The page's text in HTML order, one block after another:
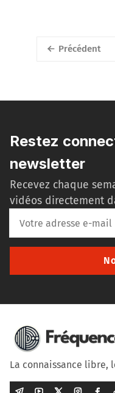
Précédent
Restez
newsletter
Recevez chaque
vidéos directement
La connaissance libre,